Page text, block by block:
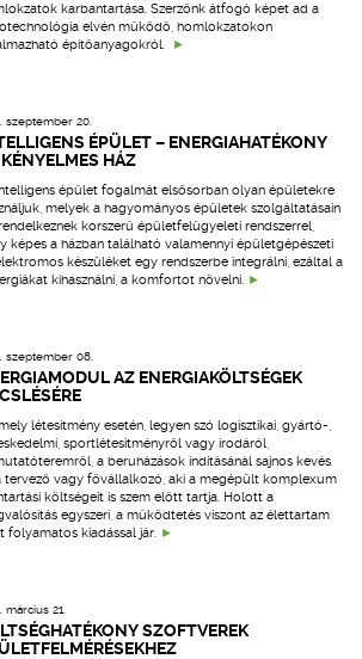
SEGÉDLETEK
karbantartása. Szerzőnk átfogó képet ad a
elvén működő, homlokzatokon
építőanyagokról.
szeptember 20.
ÉPÜLET – ENERGIAHATÉKONY
KÉNYELMES HÁZ
épület fogalmát elsősorban olyan épületekre
melyek a hagyományos épületek szolgáltatásain
korszerű épületfelügyeleti rendszerrel,
képes a házban található valamennyi épületgépészeti
készüléket egy rendszerbe integrálni, ezáltal a
kihasználni, a komfortot növelni.
szeptember 08.
AZ ENERGIAKÖLTSÉGEK
létesítmény esetén, legyen szó logisztikai, gyártó-,
sportlétesítményről vagy irodáról,
a beruházások indításánál sajnos kevés
tervező vagy fővállalkozó, aki a megépült komplexum
költségeit is szem előtt tartja. Holott a
egyszeri, a működtetés viszont az élettartam
folyamatos kiadással jár.
március 21.
SZOFTVEREK